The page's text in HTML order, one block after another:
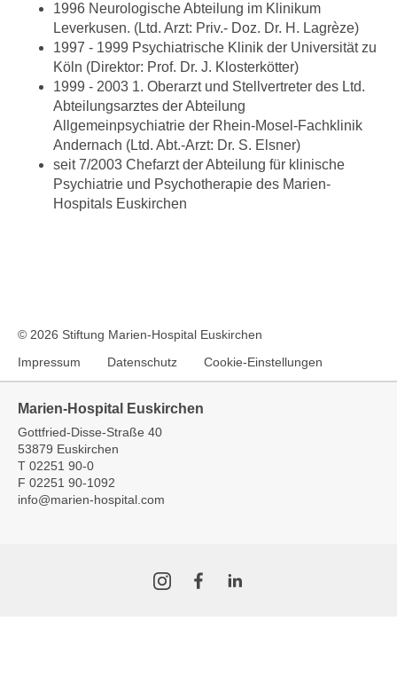
1996 Neurologische Abteilung im Klinikum
Leverkusen. (Ltd. Arzt: Priv.- Doz. Dr. H. Lagrèze)
1997 - 1999 Psychiatrische Klinik der Universität zu
Köln (Direktor: Prof. Dr. J. Klosterkötter)
1999 - 2003 1. Oberarzt und Stellvertreter des Ltd.
Abteilungsarztes der Abteilung
Allgemeinpsychiatrie der Rhein-Mosel-Fachklinik
Andernach (Ltd. Abt.-Arzt: Dr. S. Elsner)
seit 7/2003 Chefarzt der Abteilung für klinische
Psychiatrie und Psychotherapie des Marien-
Hospitals Euskirchen
© 2026 Stiftung Marien-Hospital Euskirchen
Impressum
Datenschutz Cookie-Einstellungen
Marien-Hospital Euskirchen
Gottfried-Disse-Straße 40
53879 Euskirchen
T 02251 90-0
F 02251 90-1092
info@marien-hospital.com